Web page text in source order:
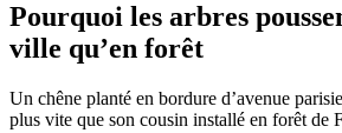
Pourquoi les arbres
ville qu’en forêt
Un chêne planté en bordure d’avenue
plus vite que son cousin installé en forêt de